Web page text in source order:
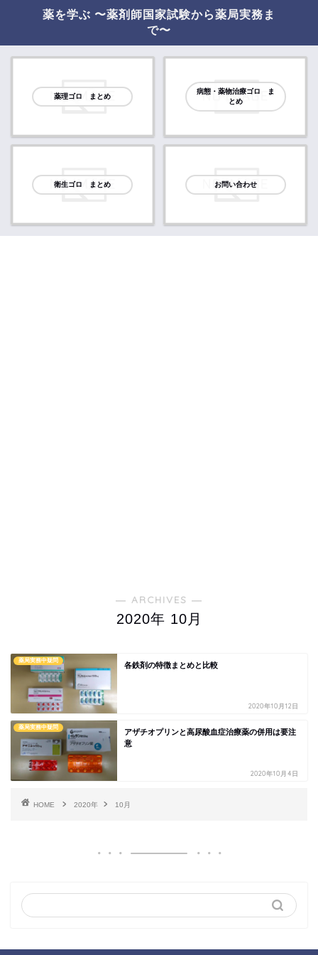
薬を学ぶ 〜薬剤師国家試験から薬局実務ま
で〜
薬理ゴロ まとめ
病態・薬物治療ゴロ ま
とめ
衛生ゴロ まとめ お問い合わせ
― ARCHIVES ―
2020年 10月
薬局実務中疑問
各鉄剤の特徴まとめと比較
2020年10月12日
薬局実務中疑問
アザチオプリンと高尿酸血症治療薬の併用は要注
意
2020年10月4日
HOME 2020年 10月